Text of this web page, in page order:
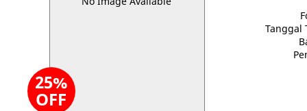
25%
OFF
Tanggal